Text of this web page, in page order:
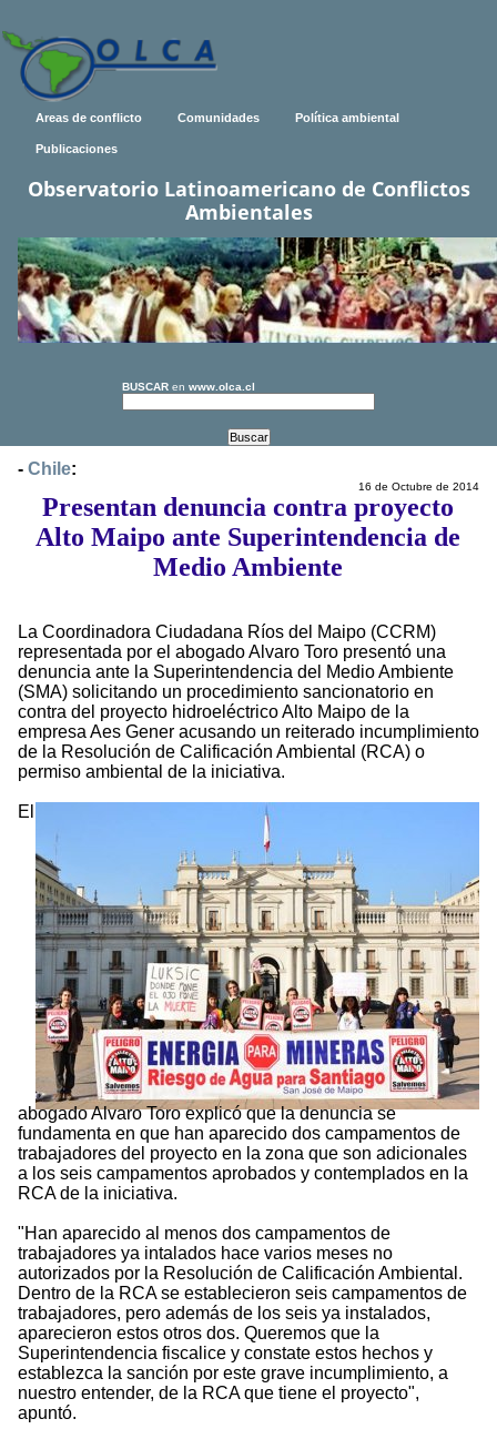
Areas de conflicto Comunidades Política ambiental
Publicaciones
Observatorio Latinoamericano de Conflictos
Ambientales
BUSCAR en www.olca.cl
- Chile:
16 de Octubre de 2014
Presentan denuncia contra proyecto
Alto Maipo ante Superintendencia de
Medio Ambiente
La Coordinadora Ciudadana Ríos del Maipo (CCRM)
representada por el abogado Alvaro Toro presentó una
denuncia ante la Superintendencia del Medio Ambiente
(SMA) solicitando un procedimiento sancionatorio en
contra del proyecto hidroeléctrico Alto Maipo de la
empresa Aes Gener acusando un reiterado incumplimiento
de la Resolución de Calificación Ambiental (RCA) o
permiso ambiental de la iniciativa.
El
abogado Alvaro Toro explicó que la denuncia se
fundamenta en que han aparecido dos campamentos de
trabajadores del proyecto en la zona que son adicionales
a los seis campamentos aprobados y contemplados en la
RCA de la iniciativa.
"Han aparecido al menos dos campamentos de
trabajadores ya intalados hace varios meses no
autorizados por la Resolución de Calificación Ambiental.
Dentro de la RCA se establecieron seis campamentos de
trabajadores, pero además de los seis ya instalados,
aparecieron estos otros dos. Queremos que la
Superintendencia fiscalice y constate estos hechos y
establezca la sanción por este grave incumplimiento, a
nuestro entender, de la RCA que tiene el proyecto",
apuntó.